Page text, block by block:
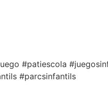
#patiescola
#parcsinfantils